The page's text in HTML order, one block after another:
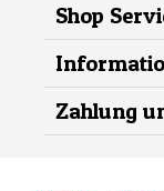
Shop
Zahlung